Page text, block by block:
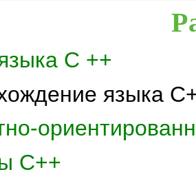
С ++
языка
С++